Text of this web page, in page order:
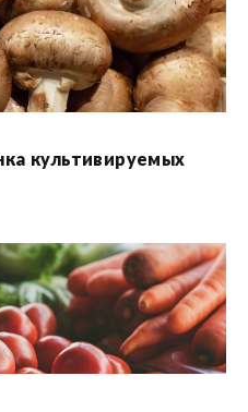
культивируемых